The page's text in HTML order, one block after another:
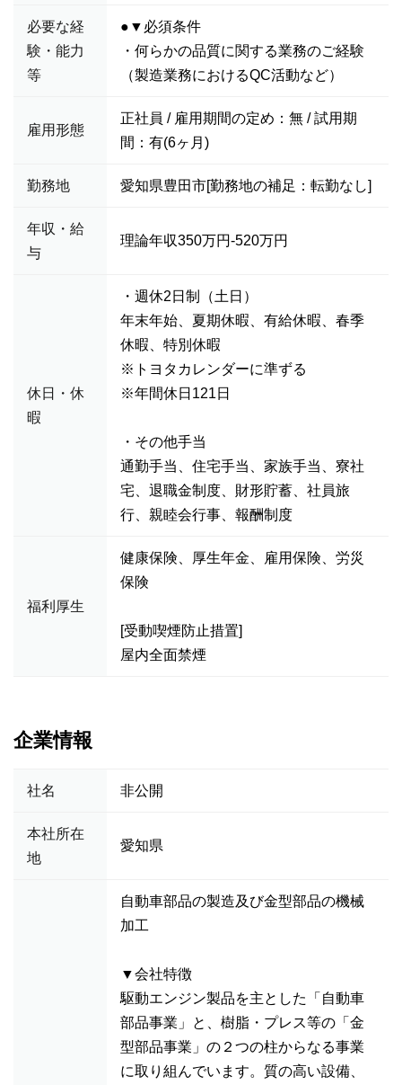
必要な経
験・能力
等
●▼必須条件
・何らかの品質に関する業務のご経験
（製造業務におけるQC活動など）
雇用形態
正社員 / 雇用期間の定め：無 / 試用期
間：有(6ヶ月)
勤務地 愛知県豊田市[勤務地の補足：転勤なし]
年収・給
与
理論年収350万円-520万円
休日・休
暇
・週休2日制（土日）
年末年始、夏期休暇、有給休暇、春季
休暇、特別休暇
※トヨタカレンダーに準ずる
※年間休日121日
・その他手当
通勤手当、住宅手当、家族手当、寮社
宅、退職金制度、財形貯蓄、社員旅
行、親睦会行事、報酬制度
福利厚生
健康保険、厚生年金、雇用保険、労災
保険
[受動喫煙防止措置]
屋内全面禁煙
企業情報
社名 非公開
本社所在
地
愛知県
自動車部品の製造及び金型部品の機械
加工
▼会社特徴
駆動エンジン製品を主とした「自動車
部品事業」と、樹脂・プレス等の「金
型部品事業」の２つの柱からなる事業
に取り組んでいます。質の高い設備、